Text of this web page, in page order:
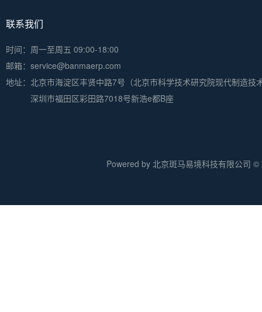
联系我们
时间：周一至周五 09:00-18:00
邮箱：service@banmaerp.com
地址： 北京市海淀区丰贤中路7号（北京市科学技术研究院现代制造技
深圳市福田区彩田路7018号新浩e都B座
Powered by 北京斑马易境科技有限公司